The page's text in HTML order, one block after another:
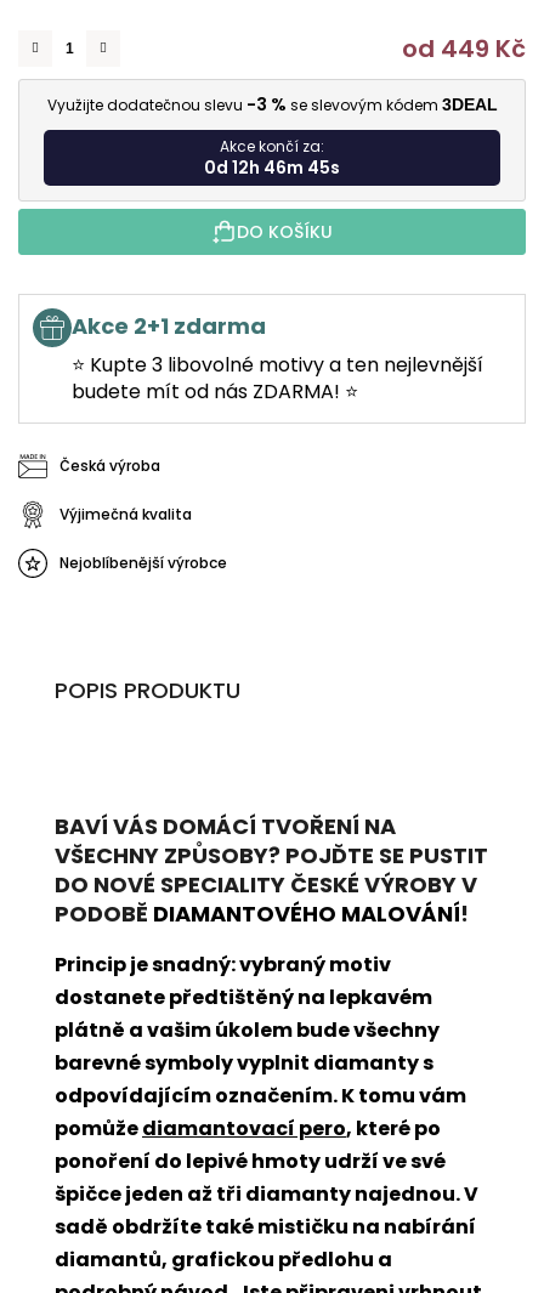
od 449 Kč
Využijte dodatečnou slevu -3 % se slevovým kódem 3DEAL
Akce končí za:
0d 12h 46m 44s
DO KOŠÍKU
Akce 2+1 zdarma
⭐ Kupte 3 libovolné motivy a ten nejlevnější
budete mít od nás ZDARMA! ⭐
Česká výroba
Výjimečná kvalita
Nejoblíbenější výrobce
POPIS PRODUKTU
BAVÍ VÁS DOMÁCÍ TVOŘENÍ NA
VŠECHNY ZPŮSOBY? POJĎTE SE PUSTIT
DO NOVÉ SPECIALITY ČESKÉ VÝROBY V
PODOBĚ DIAMANTOVÉHO MALOVÁNÍ!
Princip je snadný: vybraný motiv
dostanete předtištěný na lepkavém
plátně a vašim úkolem bude všechny
barevné symboly vyplnit diamanty s
odpovídajícím označením. K tomu vám
pomůžediamantovací pero, které po
ponoření do lepivé hmoty udrží ve své
špičce jeden až tři diamanty najednou. V
sadě obdržíte také mističku na nabírání
diamantů, grafickou předlohu a